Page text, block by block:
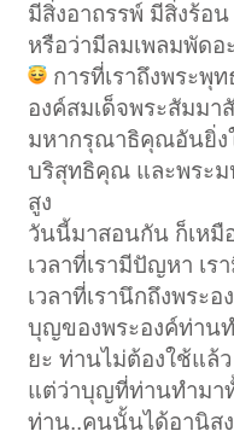
มีสิ่งอาถรรพ์ มีสิ่งร้อ
หรือว่ามีลมเพลมพัดอ
การที่เราถึงพระพุ
องค์สมเด็จพระสัมมา
มหากรุณาธิคุณอันยิ่
บริสุทธิคุณ และพระ
สูง
วันนี้มาสอนกัน ก็เหมื
เวลาที่เรามีปัญหา เร
เวลาที่เรานึกถึงพระอ
บุญของพระองค์ท่าน
ยะ ท่านไม่ต้องใช้แล้ว
แต่ว่าบุญที่ท่านทำมา
ท่าน..คนนั้นได้อานิส